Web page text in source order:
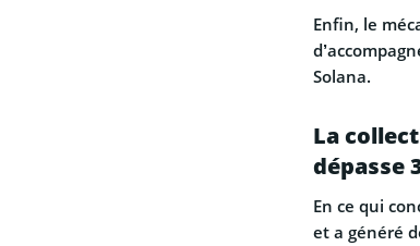
Enfin, le
Solana.
La
dépasse
En ce qui
et a généré